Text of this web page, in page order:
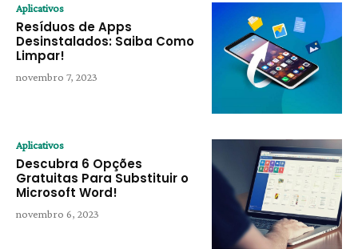
Aplicativos
Resíduos de Apps
Desinstalados: Saiba Como
Limpar!
novembro 7, 2023
Aplicativos
Descubra 6 Opções
Gratuitas Para Substituir o
Microsoft Word!
novembro 6, 2023